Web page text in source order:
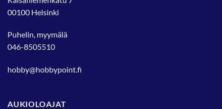
00100 Helsinki
Puhelin, myymälä
046-8505510
hobby@hobbypoint.fi
AUKIOLOAJAT